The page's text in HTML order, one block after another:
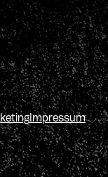
Impressum